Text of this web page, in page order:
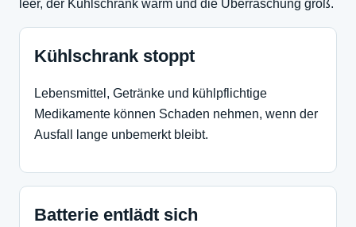
leer, der Kühlschrank warm und die Überraschung groß.
Kühlschrank stoppt
Lebensmittel, Getränke und kühlpflichtige
Medikamente können Schaden nehmen, wenn der
Ausfall lange unbemerkt bleibt.
Batterie entlädt sich